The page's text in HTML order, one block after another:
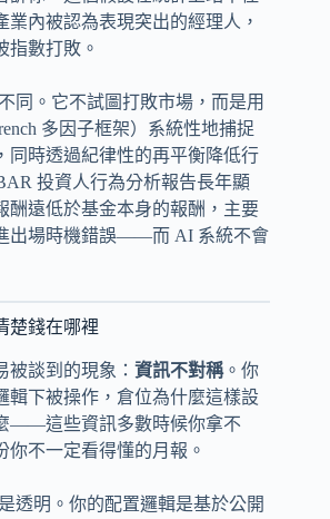
內被認為表現突出的經理人，
指數打敗。
同。它不試圖打敗市場，而是用
多因子框架）系統性地捕捉
同時透過紀律性的再平衡降低行
投資人行為分析報告長年顯
酬遠低於基金本身的報酬，主要
出場時機錯誤——而 AI 系統不會
楚錢在哪裡
談到的現象： 資訊不對稱。你
輯下被操作，倉位為什麼這樣設
——這些資訊多數時候你拿不
你不一定看得懂的月報。
透明。你的配置邏輯是基於公開